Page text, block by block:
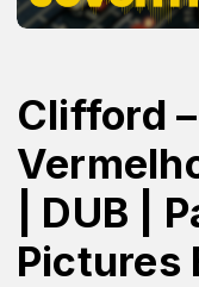
Clifford
| DUB |
Pictures